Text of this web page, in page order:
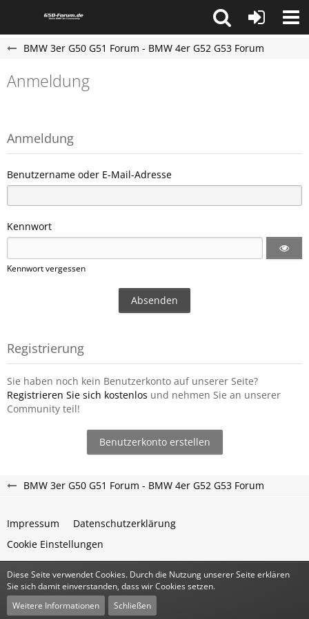
BMW 3er G50 G51 Forum - BMW 4er G52 G53 Forum
Anmeldung
Anmeldung
Benutzername oder E-Mail-Adresse
Kennwort
Kennwort vergessen
Registrierung
Sie haben noch kein Benutzerkonto auf unserer Seite?
Registrieren Sie sich kostenlos und nehmen Sie an unserer
Community teil!
Benutzerkonto erstellen
BMW 3er G50 G51 Forum - BMW 4er G52 G53 Forum
Impressum
Datenschutzerklärung
Cookie Einstellungen
Community-Software:WoltLab Suite™
Stil:Classicvon
Diese Seite verwendet Cookies. Durch die Nutzung unserer Seite erklären
Sie sich damit einverstanden, dass wir Cookies setzen.
Weitere Informationen
Schließen